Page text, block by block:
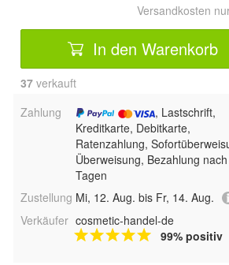
Versandkosten
In den Warenkorb
37 verkauft
Zahlung
, Lastschrift,
Kreditkarte, Debitkarte,
Ratenzahlung,
Überweisung, Bezahlung
Tagen
Zustellung Mi, 12. Aug. bis Fr, 14. Aug.
Verkäufer cosmetic-handel-de
99% positiv